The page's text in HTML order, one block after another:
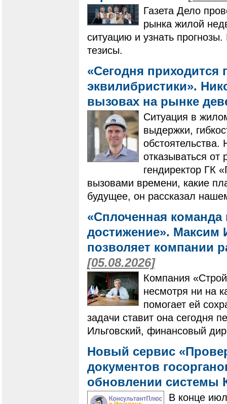
Газета Дело
рынка жилой
ситуацию и узнать
тезисы.
«Сегодня приходится
эквилибристики».
вызовах на рынке
Ситуация в
выдержки,
обстоятельства.
отказываться от
гендиректор ГК
вызовами времени, какие
будущее, он рассказал
«Сплоченная
достижение». Максим
позволяет компании
[05.08.2026]
Компания
несмотря ни на
помогает ей
задачи ставит она сегодня
Ильговский, финансовый
Новый сервис
документов
обновлении системы
В конце